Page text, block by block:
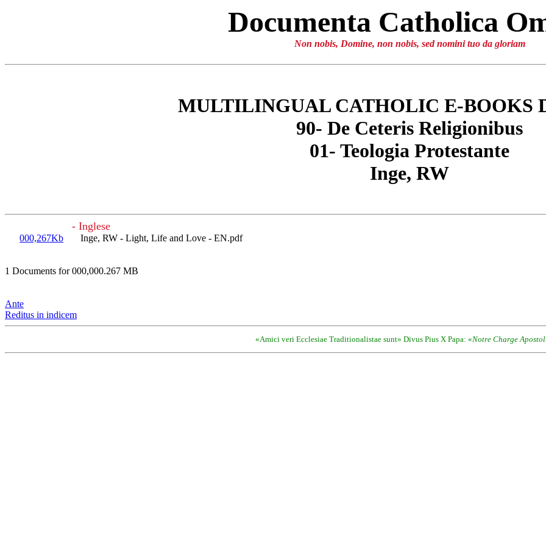
Documenta Catholica
Non nobis, Domine, non nobis, sed nomini tuo da gloriam
MULTILINGUAL CATHOLIC E-BOOKS
90- De Ceteris Religionibus
01- Teologia Protestante
Inge, RW
- Inglese
000,267Kb Inge, RW - Light, Life and Love - EN.pdf
1 Documents for 000,000.267 MB
Ante
Reditus in indicem
«Amici veri Ecclesiae Traditionalistae sunt» Divus Pius X Papa: «Notre Charge